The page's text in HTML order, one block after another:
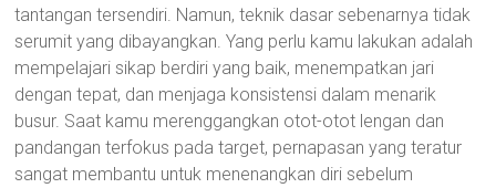
tantangan tersendiri. Namun, teknik dasar sebenarnya tidak
serumit yang dibayangkan. Yang perlu kamu lakukan adalah
mempelajari sikap berdiri yang baik, menempatkan jari
dengan tepat, dan menjaga konsistensi dalam menarik
busur. Saat kamu merenggangkan otot-otot lengan dan
pandangan terfokus pada target, pernapasan yang teratur
sangat membantu untuk menenangkan diri sebelum